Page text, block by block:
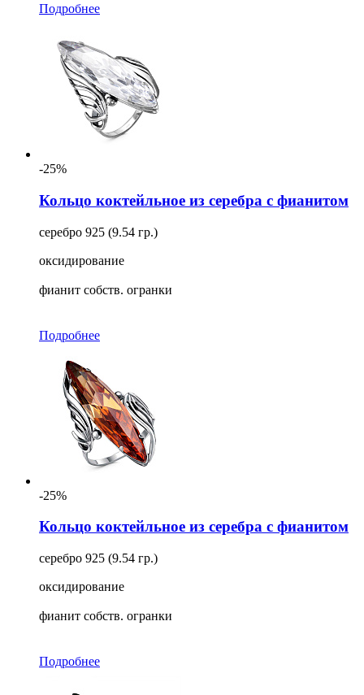
Подробнее
-25%
Кольцо коктейльное из серебра с фианитом
серебро 925 (9.54 гр.)
оксидирование
фианит собств. огранки
Подробнее
-25%
Кольцо коктейльное из серебра с фианитом
серебро 925 (9.54 гр.)
оксидирование
фианит собств. огранки
Подробнее